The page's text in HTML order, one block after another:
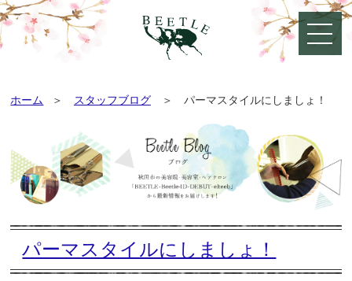
ホーム スタッフブログ パーマスタイルにしましょ！
パーマスタイルにしましょ！